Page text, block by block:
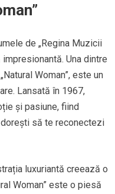
de „Regina Muzicii
Una dintre
Woman”, este un
Lansată în 1967,
și pasiune, fiind
să te reconectezi
luxuriantă creează o
Woman” este o piesă